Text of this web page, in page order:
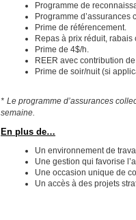
Programme de
Programme
Prime de référencement.
Repas à prix réduit, rabais
Prime de 4$/h.
REER avec contribution
Prime de soir/nuit (si
* Le programme d’assurances
semaine.
En plus de…
Un environnement de
Une gestion qui favorise
Une occasion unique de
Un accès à des projets